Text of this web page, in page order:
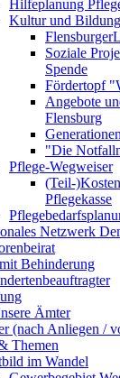
Hilfeplanung
Kultur und
Soziale
Spende
Fördertopf
Angebote
Flensburg
"Die
Pflege-Wegweiser
(Teil-
Pflegekasse
Netzwerk
Behinderung
Ämter
(nach Anliegen /
Themen
im Wandel